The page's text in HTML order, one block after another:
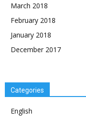
March 2018
February 2018
January 2018
December 2017
Categories
English